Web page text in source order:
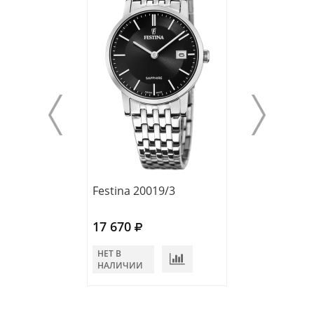
Festina 20019/3
17 670
НЕТ В
НАЛИЧИИ